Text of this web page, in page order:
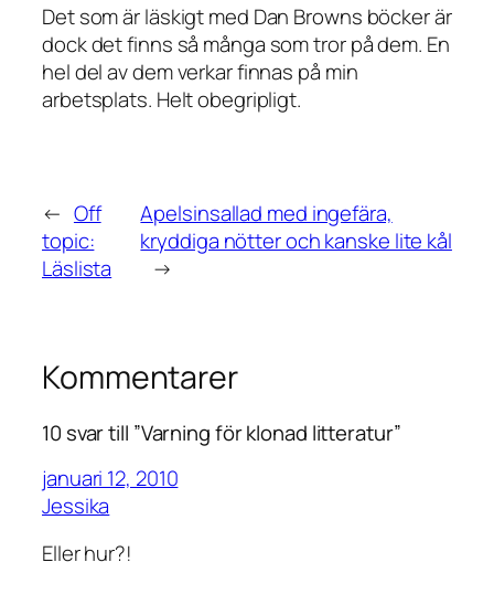
Det som är läskigt med Dan Browns böcker är
dock det finns så många som tror på dem. En
hel del av dem verkar finnas på min
arbetsplats. Helt obegripligt.
← Off
topic:
Läslista
Apelsinsallad med ingefära,
kryddiga nötter och kanske lite kål
→
Kommentarer
10 svar till ”Varning för klonad litteratur”
januari 12, 2010
Jessika
Eller hur?!